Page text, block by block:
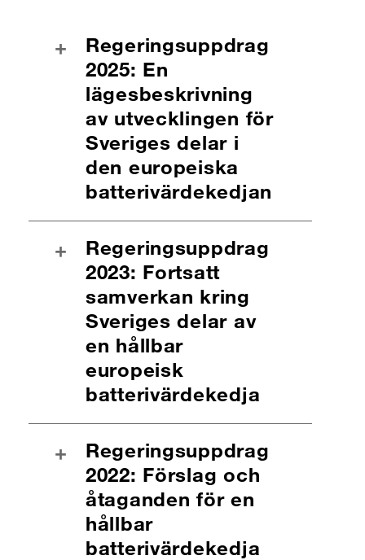
+
Regeringsuppdrag
2025: En
lägesbeskrivning
av utvecklingen för
Sveriges delar i
den europeiska
batterivärdekedjan
+
Regeringsuppdrag
2023: Fortsatt
samverkan kring
Sveriges delar av
en hållbar
europeisk
batterivärdekedja
+
Regeringsuppdrag
2022: Förslag och
åtaganden för en
hållbar
batterivärdekedja